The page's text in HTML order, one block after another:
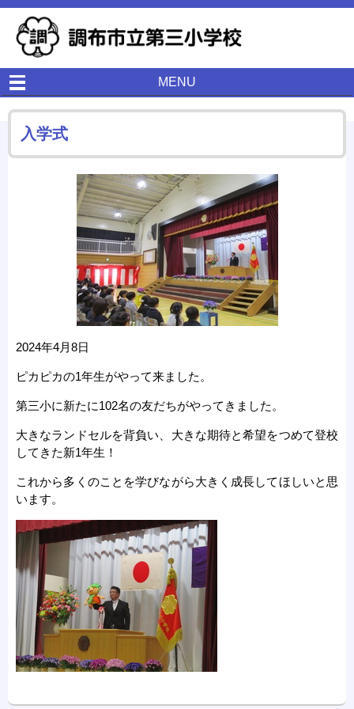
MENU
入学式
2024年4月8日
ピカピカの1年生がやって来ました。
第三小に新たに102名の友だちがやってきました。
大きなランドセルを背負い、大きな期待と希望をつめて登校
してきた新1年生！
これから多くのことを学びながら大きく成長してほしいと思
います。